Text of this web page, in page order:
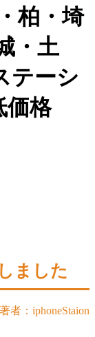
柏・埼
・土
テーシ
価格
ました
著者：iphoneStaion